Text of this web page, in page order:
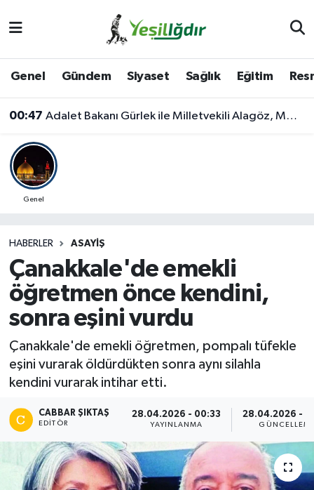
Genel Gündem Siyaset Sağlık Eğitim
00:47 Adalet Bakanı Gürlek ile Milletvekili Alagöz, MHP İl Başkanlığını Ziyaret Etti
Genel
HABERLER ASAYIŞ
Çanakkale'de emekli
öğretmen önce kendini,
sonra eşini vurdu
Çanakkale'de emekli öğretmen, pompalı tüfekle
eşini vurarak öldürdükten sonra aynı silahla
kendini vurarak intihar etti.
CABBAR ŞIKTAŞ
EDITÖR
28.04.2026 - 00:33
YAYINLANMA
28.04.2026 -
Iğdır Trafik Yoğunluk Haritası
Süper Lig Puan Durumu ve Fikstür
Son Dakika Haberleri
Haber Arşivi